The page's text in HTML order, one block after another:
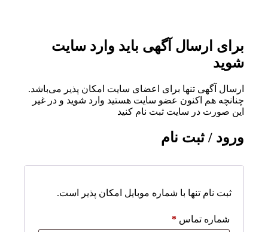
برای ارسال آگهی باید وارد سایت
شوید
ارسال آگهی تنها برای اعضای سایت امکان پذیر می‌باشد.
چنانچه هم‌ اکنون عضو سایت هستید وارد شوید و در غیر
این صورت در سایت ثبت نام کنید
ورود / ثبت نام
ثبت نام تنها با شماره موبایل امکان پذیر است.
شماره تماس *